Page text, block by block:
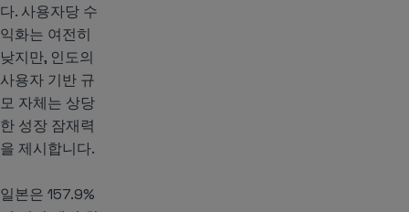
다. 사용자당 수
익화는 여전히
낮지만, 인도의
사용자 기반 규
모 자체는 상당
한 성장 잠재력
을 제시합니다.
일본은 157.9%